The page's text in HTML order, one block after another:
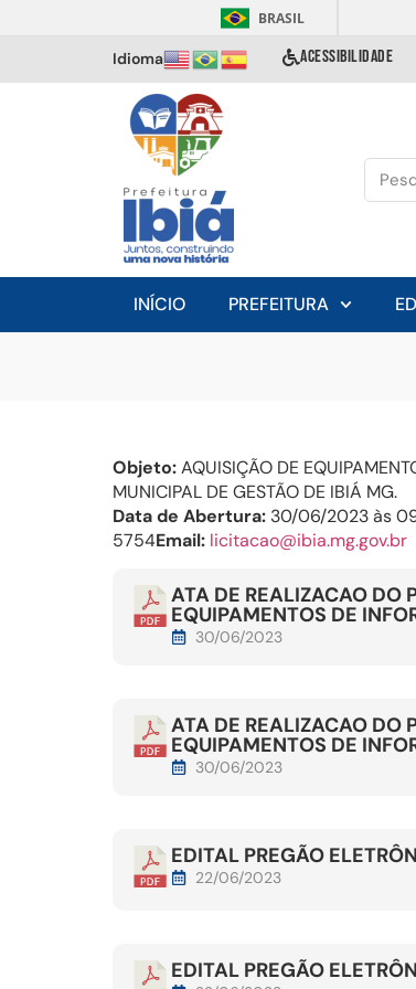
BRASIL
Idioma ACESSIBILIDADE
INÍCIO PREFEITURA
Objeto:AQUISIÇÃO DE
MUNICIPAL DE GESTÃO DE IBIÁ MG.
Data de Abertura: 30/06/2023 às
5754Email: licitacao@ibia.mg.gov.br
ATA DE REALIZACAO DO
EQUIPAMENTOS DE
30/06/2023
ATA DE REALIZACAO DO
EQUIPAMENTOS DE
30/06/2023
EDITAL PREGÃO
22/06/2023
EDITAL PREGÃO